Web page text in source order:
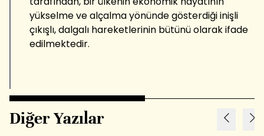
yükselme ve alçalma yönünde gösterdiği inişli
çıkışlı, dalgalı hareketlerinin bütünü olarak ifade
edilmektedir.
Diğer Yazılar